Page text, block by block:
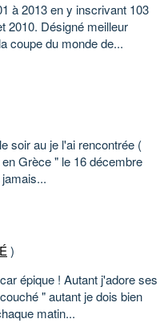
à 2013 en y inscrivant 103
2010. Désigné meilleur
coupe du monde de...
soir au je l'ai rencontrée (
Grèce " le 16 décembre
)
épique ! Autant j'adore ses
" autant je dois bien
matin...